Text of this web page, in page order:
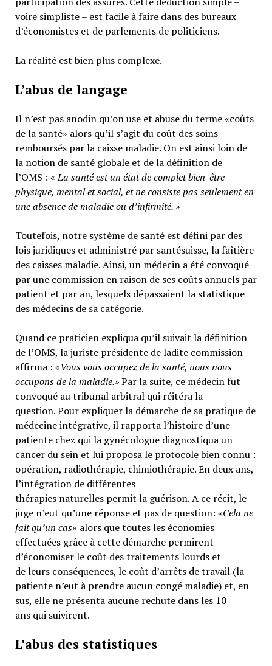
voire simpliste – est facile à faire dans des bureaux
d’économistes et de parlements de politiciens.
La réalité est bien plus complexe.
L’abus de langage
Il n’est pas anodin qu’on use et abuse du terme «coûts
de la santé» alors qu’il s’agit du coût des soins
remboursés par la caisse maladie. On est ainsi loin de
la notion de santé globale et de la définition de
l’OMS : «La santé est un état de complet bien-être
physique, mental et social, et ne consiste pas seulement en
une absence de maladie ou d’infirmité.»
Toutefois, notre système de santé est défini par des
lois juridiques et administré par santésuisse, la faîtière
des caisses maladie. Ainsi, un médecin a été convoqué
par une commission en raison de ses coûts annuels par
patient et par an, lesquels dépassaient la statistique
des médecins de sa catégorie.
Quand ce praticien expliqua qu’il suivait la définition
de l’OMS, la juriste présidente de ladite commission
affirma : «Vous vous occupez de la santé, nous nous
occupons de la maladie.»Par la suite, ce médecin fut
convoqué au tribunal arbitral qui réitéra la
question. Pour expliquer la démarche de sa pratique de
médecine intégrative, il rapporta l’histoire d’une
patiente chez qui la gynécologue diagnostiqua un
cancer du sein et lui proposa le protocole bien connu :
opération, radiothérapie, chimiothérapie. En deux ans,
l’intégration de différentes
thérapies naturelles permit la guérison. A ce récit, le
juge n’eut qu’une réponse et pas de question: «Cela ne
fait qu’un cas» alors que toutes les économies
effectuées grâce à cette démarche permirent
d’économiser le coût des traitements lourds et
de leurs conséquences, le coût d’arrêts de travail (la
patiente n’eut à prendre aucun congé maladie) et, en
sus, elle ne présenta aucune rechute dans les 10
ans qui suivirent.
L’abus des statistiques